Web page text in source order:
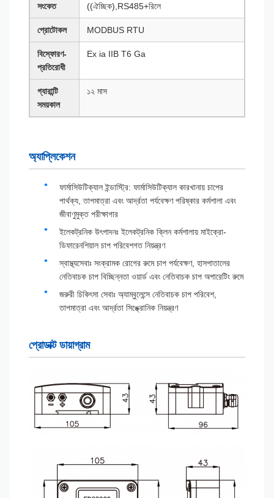
সংকেত
((ঐচ্ছিক),RS485+রিলে
প্রোটোকল MODBUS RTU
বিস্ফোরণ-
প্রতিরোধী
Ex ia IIB T6 Ga
গ্যারান্টি
সময়কাল
১২ মাস
অ্যাপ্লিকেশন
ফার্মাসিউটিক্যাল ইন্ডাস্ট্রি: ফার্মাসিউটিক্যাল কারখানায় চাপের
পার্থক্য, তাপমাত্রা এবং আর্দ্রতা পর্যবেক্ষণ পরিষ্কার কর্মশালা এবং
জীবাণুমুক্ত পরীক্ষাগার
ইলেকট্রনিক উৎপাদনঃ ইলেকট্রনিক ক্লিন কর্মশালায় মাইক্রো-
ডিফারেনশিয়াল চাপ পরিবেশগত নিয়ন্ত্রণ
স্বাস্থ্যসেবাঃ সংক্রামক রোগের রুমে চাপ পর্যবেক্ষণ, হাসপাতালের
নেতিবাচক চাপ বিচ্ছিন্নতা ওয়ার্ড এবং নেতিবাচক চাপ অপারেটিং রুমে
জরুরী চিকিৎসা সেবাঃ অ্যাম্বুলেন্সে নেতিবাচক চাপ পরিবেশ,
তাপমাত্রা এবং আর্দ্রতা সিঙ্ক্রোনিক নিয়ন্ত্রণ
প্রোডাক্ট ডায়াগ্রাম